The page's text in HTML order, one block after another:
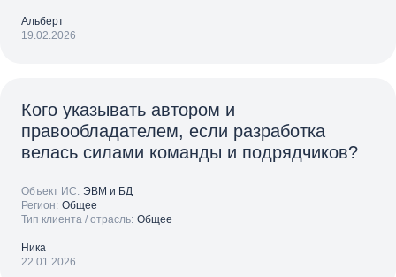
Альберт
19.02.2026
Кого указывать автором и
правообладателем, если разработка
велась силами команды и подрядчиков?
Объект ИС: ЭВМ и БД
Регион: Общее
Тип клиента / отрасль: Общее
Ника
22.01.2026